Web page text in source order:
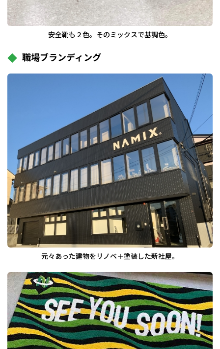
安全靴も２色。そのミックスで基調色。
職場ブランディング
元々あった建物をリノベ＋塗装した新社屋。